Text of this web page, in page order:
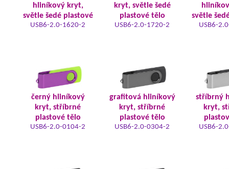
hliníkový kryt,
světle šedé plastové
USB6-2.0-1620-2
kryt, světle šedé
plastové tělo
USB6-2.0-1720-2
světle
USB6-
černý hliníkový
kryt, stříbrné
plastové tělo
USB6-2.0-0104-2
grafitová hliníkový
kryt, stříbrné
plastové tělo
USB6-2.0-0304-2
stříbrný
kryt,
USB6-